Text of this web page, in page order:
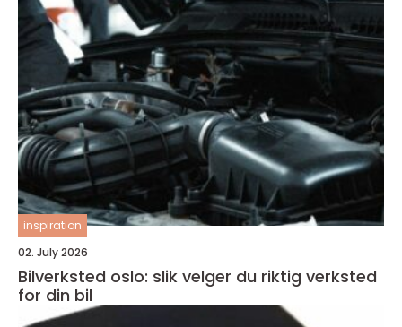
inspiration
02. July 2026
Bilverksted oslo: slik velger du riktig verksted
for din bil